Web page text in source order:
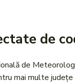
de
de
mai multe județe